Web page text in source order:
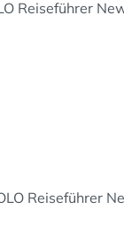
Reiseführer